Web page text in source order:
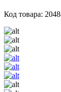
Код товара: